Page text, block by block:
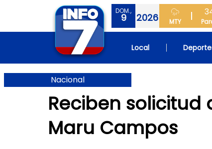
DOM.,
9 2026 MTY
Local
Nacional
Reciben
Maru Campos